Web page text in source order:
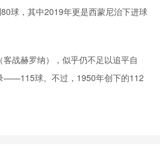
球，其中2019年更是西蒙尼治下进球
战赫罗纳），似乎仍不足以追平自
——115球。不过，1950年创下的112